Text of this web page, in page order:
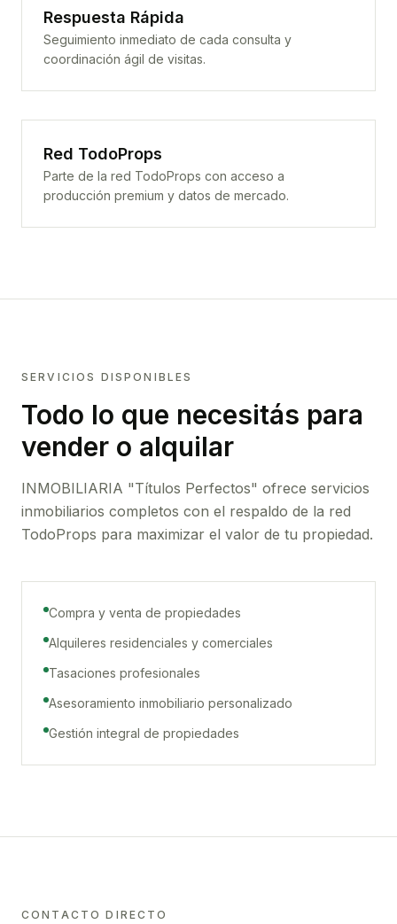
Respuesta Rápida
Seguimiento inmediato de cada consulta y
coordinación ágil de visitas.
Red TodoProps
Parte de la red TodoProps con acceso a
producción premium y datos de mercado.
SERVICIOS DISPONIBLES
Todo lo que necesitás para
vender o alquilar
INMOBILIARIA "Títulos Perfectos" ofrece servicios
inmobiliarios completos con el respaldo de la red
TodoProps para maximizar el valor de tu propiedad.
Compra y venta de propiedades
Alquileres residenciales y comerciales
Tasaciones profesionales
Asesoramiento inmobiliario personalizado
Gestión integral de propiedades
CONTACTO DIRECTO